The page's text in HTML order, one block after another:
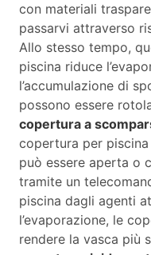
con materiali
passarvi attraverso
Allo stesso tempo,
piscina riduce
l’accumulazione di
possono essere
copertura a
copertura per
può essere aperta o
tramite un
piscina dagli agenti
l’evaporazione, le
rendere la vasca più